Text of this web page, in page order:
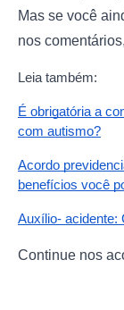
Mas se você
nos
Leia também:
É obrigatória a
com autismo?
Acordo
benefícios você
Auxílio- acidente:
Continue nos